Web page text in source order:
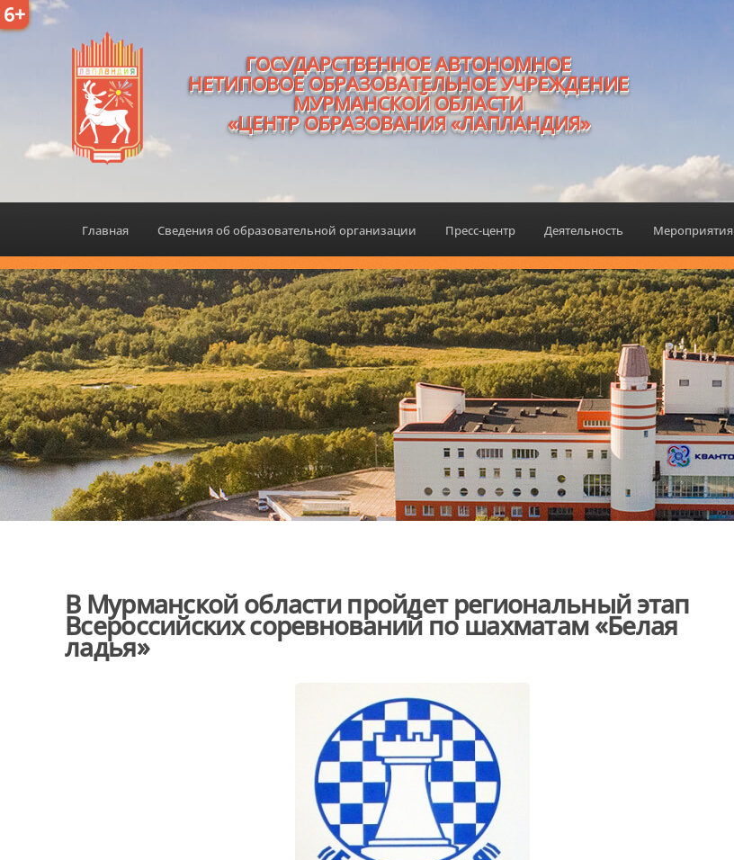
6+
ГОСУДАРСТВЕННОЕ АВТОНОМНОЕ
НЕТИПОВОЕ ОБРАЗОВАТЕЛЬНОЕ УЧРЕЖДЕНИЕ
МУРМАНСКОЙ ОБЛАСТИ
«ЦЕНТР ОБРАЗОВАНИЯ «ЛАПЛАНДИЯ»
Главная Сведения об образовательной организации Пресс-центр Деятельность Мероприятия
В Мурманской области пройдет региональный этап
Всероссийских соревнований по шахматам «Белая
ладья»